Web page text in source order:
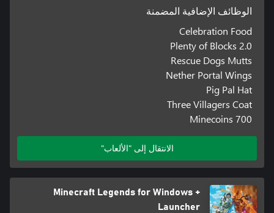
الوظائف الإضافية المضمنة
Celebration Food
Plenty of Blocks 2.0
Rescue Dogs Mutts
Nether Portal Wings
Pig Pal Hat
Three Villagers Coat
700 Minecoins
الانتقال إلى "الألعاب"
Minecraft Legends for Windows +
Launcher